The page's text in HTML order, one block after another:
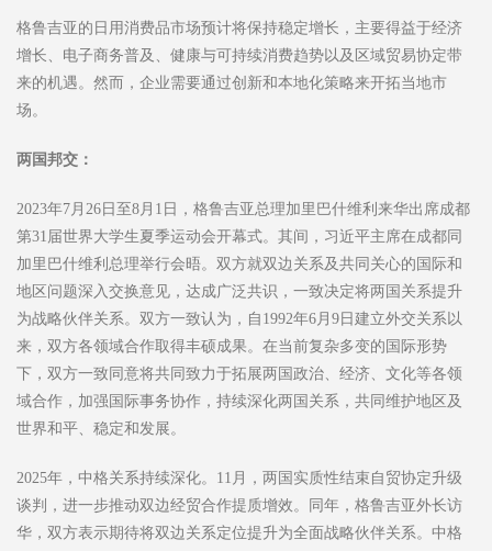
格鲁吉亚的日用消费品市场预计将保持稳定增长，主要得益于经济
增长、电子商务普及、健康与可持续消费趋势以及区域贸易协定带
来的机遇。然而，企业需要通过创新和本地化策略来开拓当地市
场。
两国邦交：
2023年7月26日至8月1日，格鲁吉亚总理加里巴什维利来华出席成都
第31届世界大学生夏季运动会开幕式。其间，习近平主席在成都同
加里巴什维利总理举行会晤。双方就双边关系及共同关心的国际和
地区问题深入交换意见，达成广泛共识，一致决定将两国关系提升
为战略伙伴关系。双方一致认为，自1992年6月9日建立外交关系以
来，双方各领域合作取得丰硕成果。在当前复杂多变的国际形势
下，双方一致同意将共同致力于拓展两国政治、经济、文化等各领
域合作，加强国际事务协作，持续深化两国关系，共同维护地区及
世界和平、稳定和发展。
2025年，中格关系持续深化。11月，两国实质性结束自贸协定升级
谈判，进一步推动双边经贸合作提质增效。同年，格鲁吉亚外长访
华，双方表示期待将双边关系定位提升为全面战略伙伴关系。中格